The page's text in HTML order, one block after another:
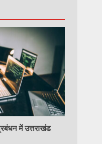
में उत्तराखंड